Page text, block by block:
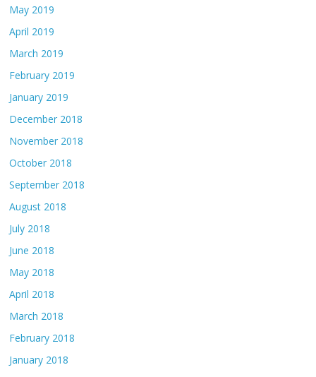
May 2019
April 2019
March 2019
February 2019
January 2019
December 2018
November 2018
October 2018
September 2018
August 2018
July 2018
June 2018
May 2018
April 2018
March 2018
February 2018
January 2018